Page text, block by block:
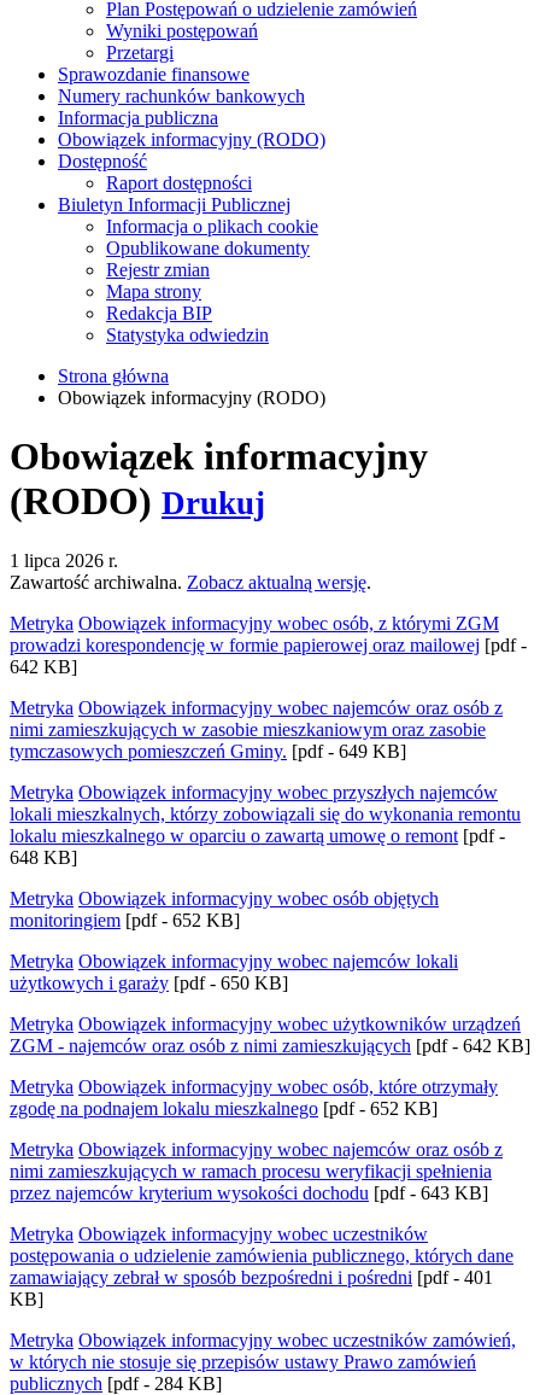
Plan Postępowań o udzielenie zamówień
Wyniki postępowań
Przetargi
Sprawozdanie finansowe
Numery rachunków bankowych
Informacja publiczna
Obowiązek informacyjny (RODO)
Dostępność
Raport dostępności
Biuletyn Informacji Publicznej
Informacja o plikach cookie
Opublikowane dokumenty
Rejestr zmian
Mapa strony
Redakcja BIP
Statystyka odwiedzin
Strona główna
Obowiązek informacyjny (RODO)
Obowiązek informacyjny
(RODO) Drukuj
1 lipca 2026 r.
Zawartość archiwalna. Zobacz aktualną wersję.
Metryka Obowiązek informacyjny wobec osób, z którymi ZGM
prowadzi korespondencję w formie papierowej oraz mailowej [pdf -
642 KB]
Metryka Obowiązek informacyjny wobec najemców oraz osób z
nimi zamieszkujących w zasobie mieszkaniowym oraz zasobie
tymczasowych pomieszczeń Gminy. [pdf - 649 KB]
Metryka Obowiązek informacyjny wobec przyszłych najemców
lokali mieszkalnych, którzy zobowiązali się do wykonania remontu
lokalu mieszkalnego w oparciu o zawartą umowę o remont [pdf -
648 KB]
Metryka Obowiązek informacyjny wobec osób objętych
monitoringiem [pdf - 652 KB]
Metryka Obowiązek informacyjny wobec najemców lokali
użytkowych i garaży [pdf - 650 KB]
Metryka Obowiązek informacyjny wobec użytkowników urządzeń
ZGM - najemców oraz osób z nimi zamieszkujących [pdf - 642 KB]
Metryka Obowiązek informacyjny wobec osób, które otrzymały
zgodę na podnajem lokalu mieszkalnego [pdf - 652 KB]
Metryka Obowiązek informacyjny wobec najemców oraz osób z
nimi zamieszkujących w ramach procesu weryfikacji spełnienia
przez najemców kryterium wysokości dochodu [pdf - 643 KB]
Metryka Obowiązek informacyjny wobec uczestników
postępowania o udzielenie zamówienia publicznego, których dane
zamawiający zebrał w sposób bezpośredni i pośredni [pdf - 401
KB]
Metryka Obowiązek informacyjny wobec uczestników zamówień,
w których nie stosuje się przepisów ustawy Prawo zamówień
publicznych [pdf - 284 KB]